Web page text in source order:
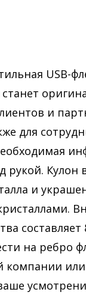
USB-
станет
и
для
рукой.
и
составляет
на ребро
компании